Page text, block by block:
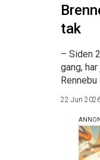
tak
– Siden
gang,
Rennebu
22 Jun